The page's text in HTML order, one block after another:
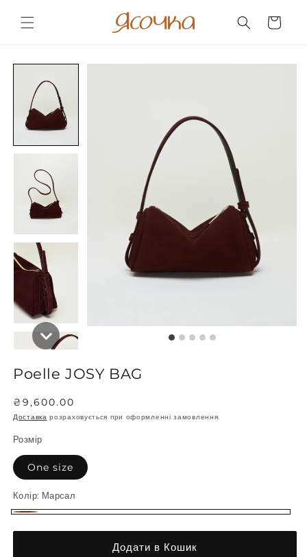
content
Cart
Poelle JOSY BAG
Regular
price
₴9,600.00
Доставка розраховується при оформленні замовлення.
Розмір
One size
Колір: Марсал
Додати в Кошик